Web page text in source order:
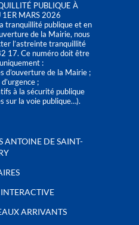
PUBLIQUE À
1ER MARS 2026
tranquillité publique et en
de la Mairie, nous
l’astreinte tranquillité
17. Ce numéro doit être
:
d’ouverture de la Mairie ;
;
à la sécurité publique
sur la voie publique…).
ANTOINE DE SAINT-
ARRIVANTS